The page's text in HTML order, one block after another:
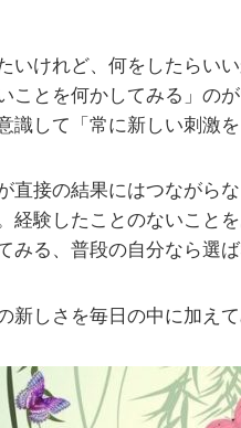
いけれど、何をしたらい
ことを何かしてみる」の
識して「常に新しい刺激
直接の結果にはつながら
経験したことのないこと
みる、普段の自分なら選
新しさを毎日の中に加えて